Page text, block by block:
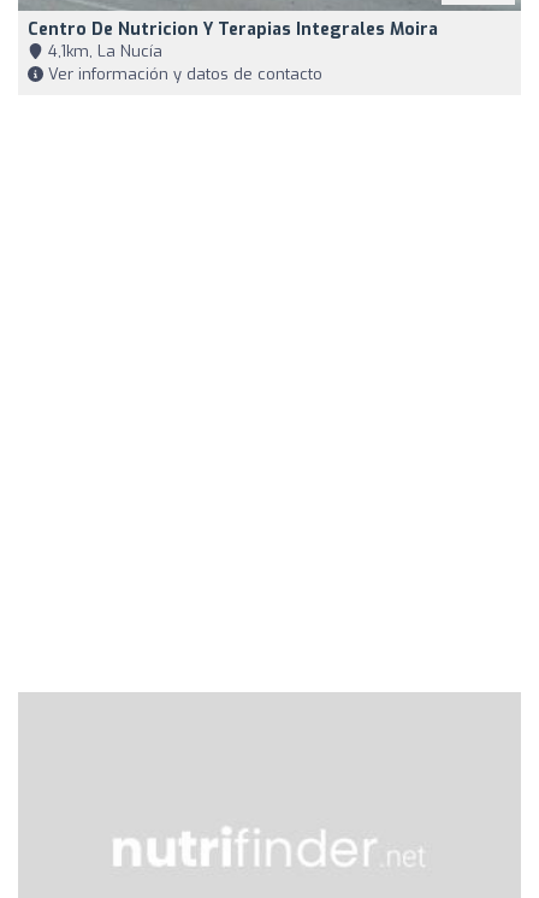
Centro De Nutricion Y Terapias Integrales Moira
4,1km, La Nucía
Ver información y datos de contacto